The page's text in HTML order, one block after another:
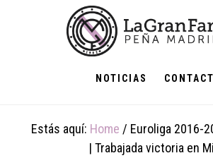
NOTICIAS
Estás aquí: Home / Euroliga 2016-
| Trabajada victoria en